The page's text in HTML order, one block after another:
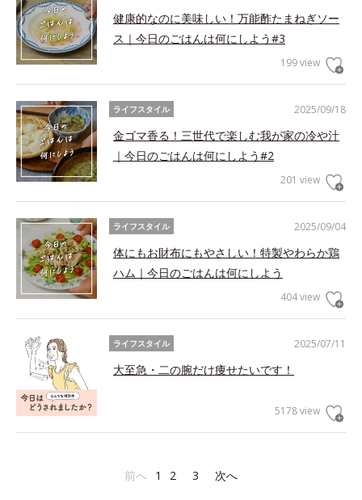
健康的なのに美味しい！万能酢たまねぎソー
ス｜今日のごはんは何にしよう#3
199 view
2025/09/18
ライフスタイル
金ゴマ香る！三世代で楽しむ我が家の冷や汁
｜今日のごはんは何にしよう#2
201 view
2025/09/04
ライフスタイル
体にもお財布にもやさしい！特製やわらか鶏
ハム｜今日のごはんは何にしよう
404 view
2025/07/11
ライフスタイル
大至急・二の腕だけ痩せたいです！
5178 view
前へ 1 2 3 次へ